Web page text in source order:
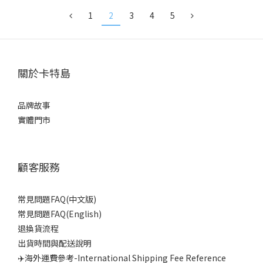
1 2 3 4 5
關於卡特島
品牌故事
實體門市
顧客服務
常見問題FAQ(中文版)
常見問題FAQ(English)
退換貨流程
出貨時間與配送說明
✈️海外運費參考-International Shipping Fee Reference